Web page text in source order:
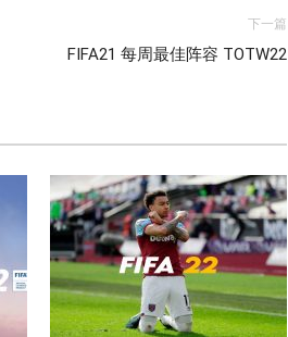
下一篇
FIFA21 每周最佳阵容 TOTW22